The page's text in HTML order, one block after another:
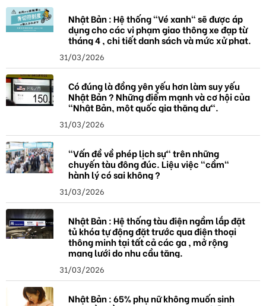
Nhật Bản : Hệ thống "Vé xanh" sẽ được áp
dụng cho các vi phạm giao thông xe đạp từ
tháng 4 , chi tiết danh sách và mức xử phạt.
31/03/2026
Có đúng là đồng yên yếu hơn làm suy yếu
Nhật Bản ? Những điểm mạnh và cơ hội của
"Nhật Bản, một quốc gia thặng dư".
31/03/2026
"Vấn đề về phép lịch sự" trên những
chuyến tàu đông đúc. Liệu việc "cầm"
hành lý có sai không ?
31/03/2026
Nhật Bản : Hệ thống tàu điện ngầm lắp đặt
tủ khóa tự động đặt trước qua điện thoại
thông minh tại tất cả các ga , mở rộng
mạng lưới do nhu cầu tăng.
31/03/2026
Nhật Bản : 65% phụ nữ không muốn sinh